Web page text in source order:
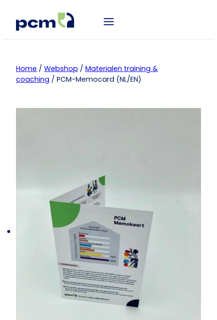
Home / Webshop / Materialen training &
coaching / PCM-Memocard (NL/EN)